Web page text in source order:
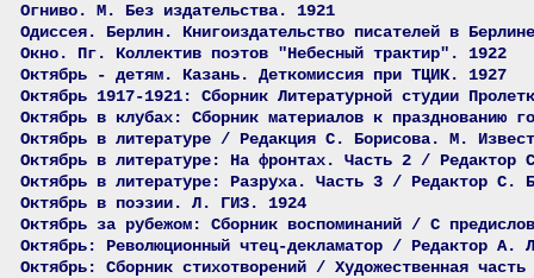
Огниво. М. Без издательства. 1921
Одиссея. Берлин. Книгоиздательство писателей в
Окно. Пг. Коллектив поэтов "Небесный трактир". 1922
Октябрь - детям. Казань. Деткомиссия при ТЦИК. 1927
Октябрь 1917-1921: Сборник Литературной студии
Октябрь в клубах: Сборник материалов к празднованию
Октябрь в литературе / Редакция С. Борисова. М.
Октябрь в литературе: На фронтах. Часть 2 /
Октябрь в литературе: Разруха. Часть 3 / Редактор С.
Октябрь в поэзии. Л. ГИЗ. 1924
Октябрь за рубежом: Сборник воспоминаний / С
Октябрь: Революционный чтец-декламатор / Редактор А.
Октябрь: Сборник стихотворений / Художественная